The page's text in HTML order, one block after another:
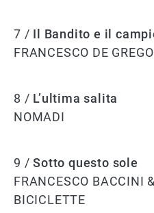
7 / Il Bandito e il
FRANCESCO DE
8 / L’ultima salita
NOMADI
9 /Sotto questo sole
FRANCESCO BACCINI
BICICLETTE